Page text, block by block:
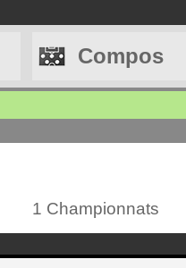
Compos
1 Championnats